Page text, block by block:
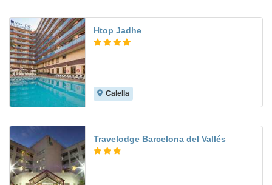
Htop Jadhe
Calella
Travelodge Barcelona del Vallés